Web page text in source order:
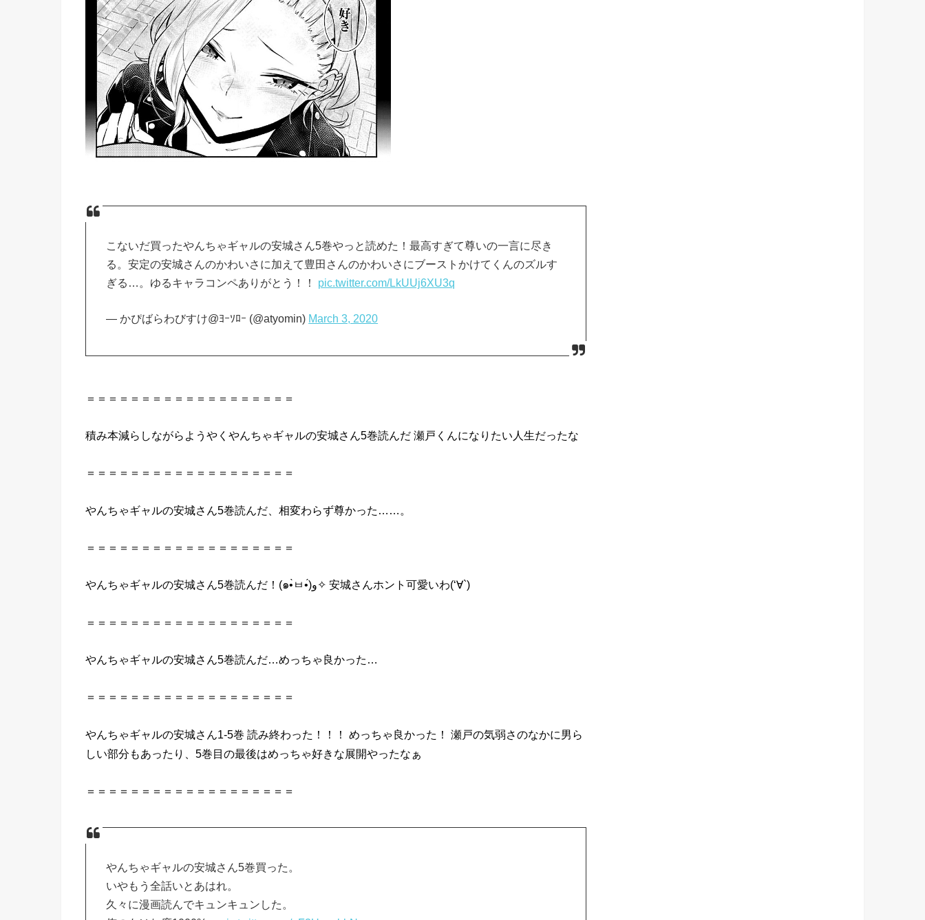
こないだ買ったやんちゃギャルの安城さん5巻やっと読めた！最高すぎて尊いの一言に尽き
る。安定の安城さんのかわいさに加えて豊田さんのかわいさにブーストかけてくんのズルす
ぎる…。ゆるキャラコンペありがとう！！ pic.twitter.com/LkUUj6XU3q
— かぴばらわびすけ@ﾖｰｿﾛｰ (@atyomin) March 3, 2020
＝＝＝＝＝＝＝＝＝＝＝＝＝＝＝＝＝＝＝
積み本減らしながらようやく やんちゃギャルの安城さん5巻読んだ 瀬戸くんになりたい人生だったな
＝＝＝＝＝＝＝＝＝＝＝＝＝＝＝＝＝＝＝
やんちゃギャルの安城さん5巻読んだ 、相変わらず尊かった……。
＝＝＝＝＝＝＝＝＝＝＝＝＝＝＝＝＝＝＝
やんちゃギャルの安城さん5巻読んだ ！(๑•̀ㅂ•́)و✧ 安城さんホント可愛いわ(‘∀`)
＝＝＝＝＝＝＝＝＝＝＝＝＝＝＝＝＝＝＝
やんちゃギャルの安城さん5巻読んだ…めっちゃ良かった…
＝＝＝＝＝＝＝＝＝＝＝＝＝＝＝＝＝＝＝
やんちゃギャルの安城さん1-5巻 読み終わった！！！ めっちゃ良かった！ 瀬戸の気弱さのなかに男ら
しい部分もあったり、 5巻目の最後はめっちゃ好き な展開やったなぁ
＝＝＝＝＝＝＝＝＝＝＝＝＝＝＝＝＝＝＝
やんちゃギャルの安城さん5巻買った。
いやもう全話いとあはれ。
久々に漫画読んでキュンキュンした。